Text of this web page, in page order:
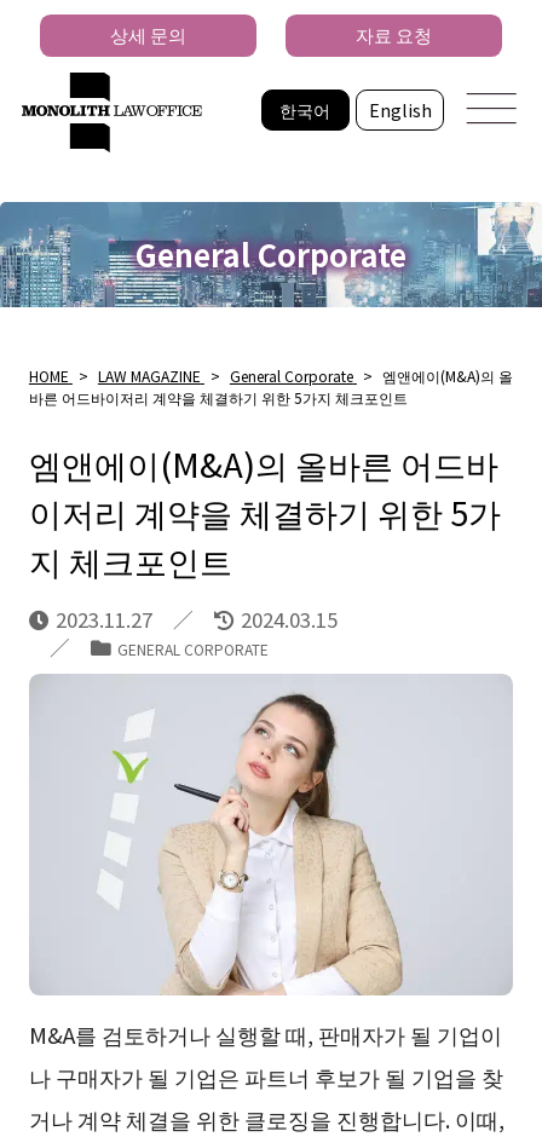
한국어 English
상세 문의 자료 요청
General Corporate
HOME > LAW MAGAZINE > General Corporate > 엠앤에이(M&A)의 올
바른 어드바이저리 계약을 체결하기 위한 5가지 체크포인트
엠앤에이(M&A)의 올바른 어드바
이저리 계약을 체결하기 위한 5가
지 체크포인트
2023.11.27 2024.03.15
GENERAL CORPORATE
M&A를 검토하거나 실행할 때, 판매자가 될 기업이
나 구매자가 될 기업은 파트너 후보가 될 기업을 찾
거나 계약 체결을 위한 클로징을 진행합니다. 이때,